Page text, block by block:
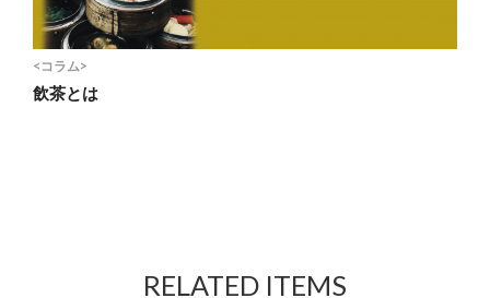
<コラム>
飲茶とは
RELATED ITEMS